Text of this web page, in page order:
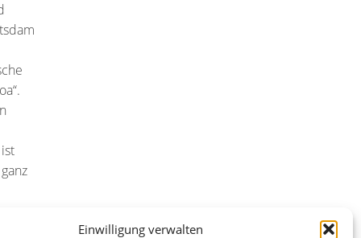
Einwilligung verwalten